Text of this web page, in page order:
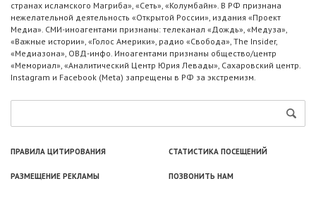
странах исламского Магриба», «Сеть», «Колумбайн». В РФ признана
нежелательной деятельность «Открытой России», издания «Проект
Медиа». СМИ-иноагентами признаны: телеканал «Дождь», «Медуза»,
«Важные истории», «Голос Америки», радио «Свобода», The Insider,
«Медиазона», ОВД-инфо. Иноагентами признаны общество/центр
«Мемориал», «Аналитический Центр Юрия Левады», Сахаровский центр.
Instagram и Facebook (Metа) запрещены в РФ за экстремизм.
ПРАВИЛА ЦИТИРОВАНИЯ СТАТИСТИКА ПОСЕЩЕНИЙ
РАЗМЕЩЕНИЕ РЕКЛАМЫ ПОЗВОНИТЬ НАМ